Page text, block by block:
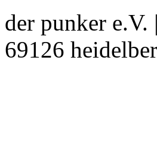
der punker
69126